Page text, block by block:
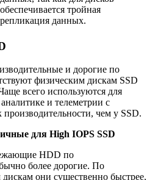
обеспечивается тройная
репликация данных.
и дорогие по
физическим дискам SSD
всего используются для
и телеметрии с
чем у SSD.
для High IOPS SSD
HDD по
более дорогие. По
они существенно быстрее,